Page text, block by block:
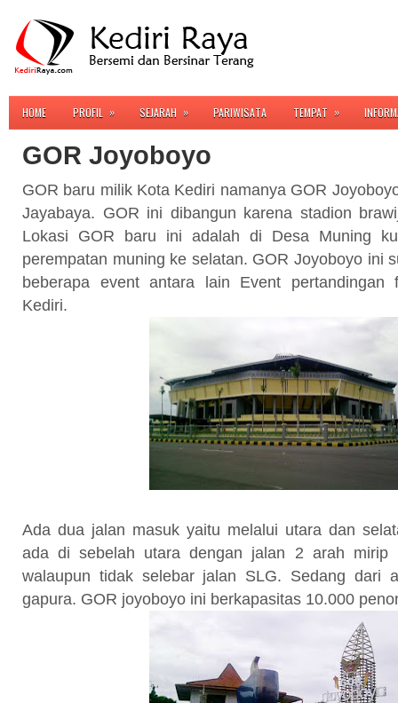
HOME PROFIL » SEJARAH » PARIWISATA TEMPAT »
GOR Joyoboyo
GOR baru milik Kota Kediri namanya GOR
Jayabaya. GOR ini dibangun karena stadion
Lokasi GOR baru ini adalah di Desa Muning
perempatan muning ke selatan. GOR Joyoboyo ini
beberapa event antara lain Event pertandingan
Kediri.
Ada dua jalan masuk yaitu melalui utara dan
ada di sebelah utara dengan jalan 2 arah mirip
walaupun tidak selebar jalan SLG. Sedang dari
gapura. GOR joyoboyo ini berkapasitas 10.000